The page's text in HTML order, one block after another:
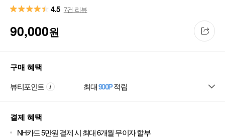
4.5 7건 리뷰
90,000원
구매 혜택
뷰티포인트 최대900P적립
결제 혜택
NH카드 5만원 결제 시 최대 6개월 무이자 할부